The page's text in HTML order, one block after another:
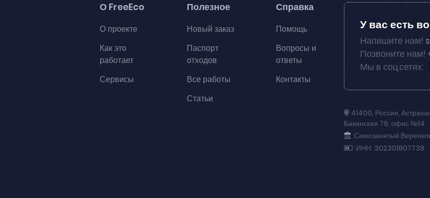
О FreeEco
О проекте
Как это
работает
Сервисы
Полезное
Новый заказ
Паспорт
отходов
Все работы
Статьи
Справка
Помощь
Вопросы и
ответы
Контакты
У вас есть
Напишите нам!
Позвоните нам!
Мы в соц.сетях:
41400, Россия,
Бакинская 79, офис №14
Самозанятый
ИНН: 302301807738